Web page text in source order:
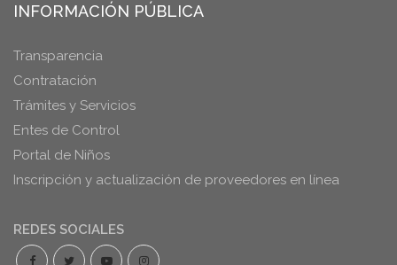
INFORMACIÓN PÚBLICA
Transparencia
Contratación
Trámites y Servicios
Entes de Control
Portal de Niños
Inscripción y actualización de proveedores en línea
REDES SOCIALES